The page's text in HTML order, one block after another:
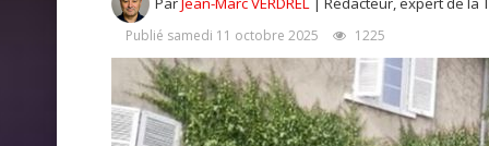
Publié samedi 11 octobre 2025 1225